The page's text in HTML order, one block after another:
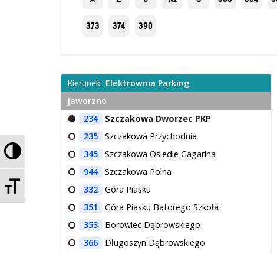
Przełącz wysoki kontrast
Zmień rozmiar czcionek
373 374 390
Kierunek: Elektrownia Parking
Jaworzno
234
Szczakowa Dworzec PKP
235
Szczakowa Przychodnia
345
Szczakowa Osiedle Gagarina
944
Szczakowa Polna
332
Góra Piasku
351
Góra Piasku Batorego Szkoła
353
Borowiec Dąbrowskiego
366
Długoszyn Dąbrowskiego